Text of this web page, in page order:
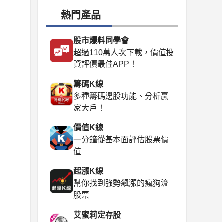
熱門產品
股市爆料同學會
超過110萬人次下載，價值投
資評價最佳APP！
籌碼K線
多種籌碼選股功能、分析贏
家大戶！
價值K線
一分鐘從基本面評估股票價
值
起漲K線
幫你找到強勢飆漲的瘋狗流
股票
艾蜜莉定存股